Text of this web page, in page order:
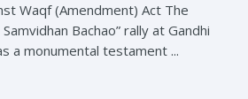
Waqf (Amendment) Act The
Bachao” rally at Gandhi
a monumental testament ...